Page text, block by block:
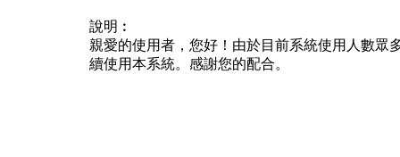
說明︰
親愛的使用者，您好！由於目前系統使用人數眾
續使用本系統。感謝您的配合。